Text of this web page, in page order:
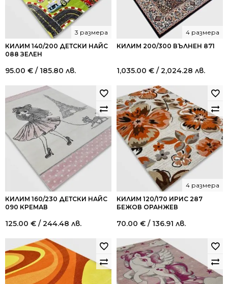
КИЛИМ 140/200 ДЕТСКИ НАЙС
088 ЗЕЛЕН
3 размера
95.00 € / 185.80 лв.
КИЛИМ 200/300 ВЪЛНЕН 871
4 размера
1,035.00 € / 2,024.28 лв.
КИЛИМ 160/230 ДЕТСКИ НАЙС
090 КРЕМАВ
125.00 € / 244.48 лв.
КИЛИМ 120/170 ИРИС 287
БЕЖОВ ОРАНЖЕВ
4 размера
70.00 € / 136.91 лв.